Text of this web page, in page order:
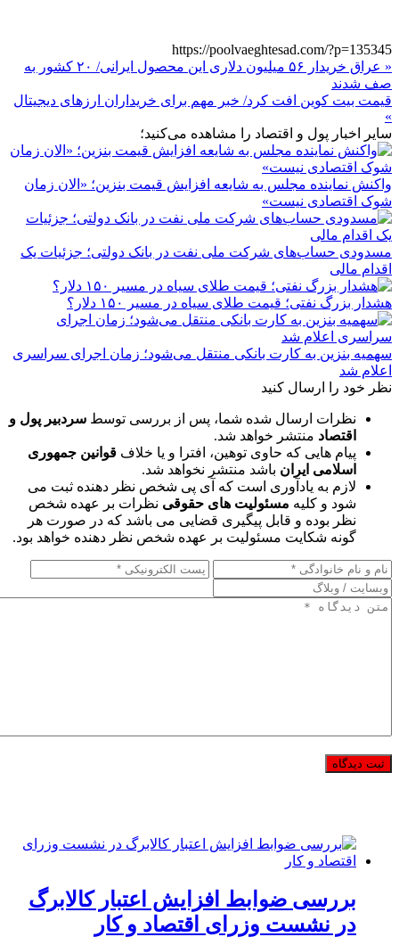
https://poolvaeghtesad.com/?p=135345
« عراق خریدار ۵۶ میلیون دلاری این محصول ایرانی/ ۲۰ کشور به
صف شدند
قیمت بیت کوین افت کرد/ خبر مهم برای خریداران ارزهای دیجیتال
»
سایر اخبار پول و اقتصاد را مشاهده می‌کنید؛
واکنش نماینده مجلس به شایعه افزایش قیمت بنزین؛ «الان زمان
شوک اقتصادی نیست»
مسدودی حساب‌های شرکت ملی نفت در بانک دولتی؛ جزئیات یک
اقدام مالی
هشدار بزرگ نفتی؛ قیمت طلای سیاه در مسیر ۱۵۰ دلار؟
سهمیه بنزین به کارت بانکی منتقل می‌شود؛ زمان اجرای سراسری
اعلام شد
نظر خود را ارسال کنید
نظرات ارسال شده شما، پس از بررسی توسط سردبیر پول و
اقتصاد منتشر خواهد شد.
پیام هایی که حاوی توهین، افترا و یا خلاف قوانین جمهوری
اسلامی ایران باشد منتشر نخواهد شد.
لازم به یادآوری است که آی پی شخص نظر دهنده ثبت می
شود و کلیه مسئولیت های حقوقی نظرات بر عهده شخص
نظر بوده و قابل پیگیری قضایی می باشد که در صورت هر
گونه شکایت مسئولیت بر عهده شخص نظر دهنده خواهد بود.
بررسی ضوابط افزایش اعتبار کالابرگ
در نشست وزرای اقتصاد و کار